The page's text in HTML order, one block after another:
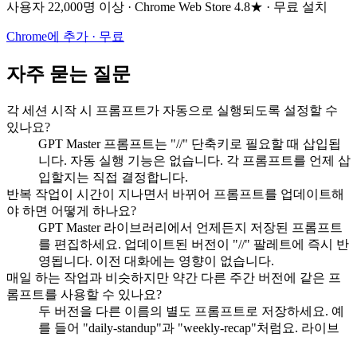
사용자 22,000명 이상 · Chrome Web Store 4.8★ · 무료 설치
Chrome에 추가 · 무료
자주 묻는 질문
각 세션 시작 시 프롬프트가 자동으로 실행되도록 설정할 수
있나요?
GPT Master 프롬프트는 "//" 단축키로 필요할 때 삽입됩
니다. 자동 실행 기능은 없습니다. 각 프롬프트를 언제 삽
입할지는 직접 결정합니다.
반복 작업이 시간이 지나면서 바뀌어 프롬프트를 업데이트해
야 하면 어떻게 하나요?
GPT Master 라이브러리에서 언제든지 저장된 프롬프트
를 편집하세요. 업데이트된 버전이 "//" 팔레트에 즉시 반
영됩니다. 이전 대화에는 영향이 없습니다.
매일 하는 작업과 비슷하지만 약간 다른 주간 버전에 같은 프
롬프트를 사용할 수 있나요?
두 버전을 다른 이름의 별도 프롬프트로 저장하세요. 예
를 들어 "daily-standup"과 "weekly-recap"처럼요. 라이브